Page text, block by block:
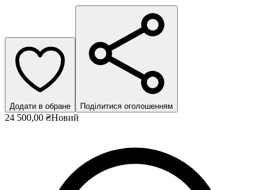
Додати в обране Поділитися оголошенням
24 500,00 ₴Новий